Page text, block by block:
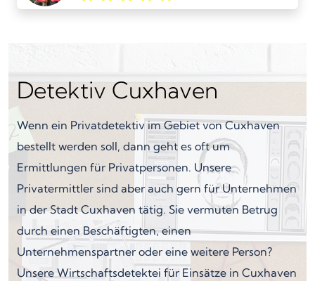
Detektiv Cuxhaven
Wenn ein Privatdetektiv im Gebiet von Cuxhaven
bestellt werden soll, dann geht es oft um
Ermittlungen für Privatpersonen. Unsere
Privatermittler sind aber auch gern für Unternehmen
in der Stadt Cuxhaven tätig. Sie vermuten Betrug
durch einen Beschäftigten, einen
Unternehmenspartner oder eine weitere Person?
Unsere Wirtschaftsdetektei für Einsätze in Cuxhaven